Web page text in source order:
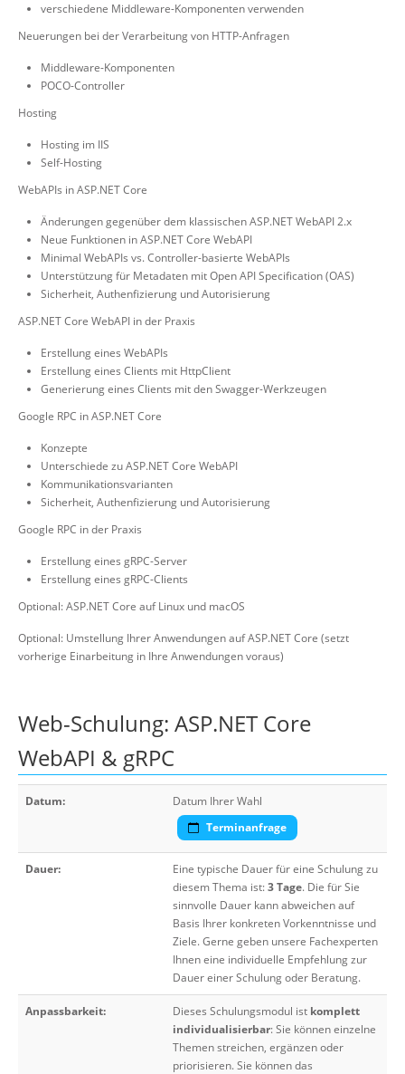
verschiedene Middleware-Komponenten verwenden
Neuerungen bei der Verarbeitung von HTTP-Anfragen
Middleware-Komponenten
POCO-Controller
Hosting
Hosting im IIS
Self-Hosting
WebAPIs in ASP.NET Core
Änderungen gegenüber dem klassischen ASP.NET WebAPI 2.x
Neue Funktionen in ASP.NET Core WebAPI
Minimal WebAPIs vs. Controller-basierte WebAPIs
Unterstützung für Metadaten mit Open API Specification (OAS)
Sicherheit, Authenfizierung und Autorisierung
ASP.NET Core WebAPI in der Praxis
Erstellung eines WebAPIs
Erstellung eines Clients mit HttpClient
Generierung eines Clients mit den Swagger-Werkzeugen
Google RPC in ASP.NET Core
Konzepte
Unterschiede zu ASP.NET Core WebAPI
Kommunikationsvarianten
Sicherheit, Authenfizierung und Autorisierung
Google RPC in der Praxis
Erstellung eines gRPC-Server
Erstellung eines gRPC-Clients
Optional: ASP.NET Core auf Linux und macOS
Optional: Umstellung Ihrer Anwendungen auf ASP.NET Core (setzt
vorherige Einarbeitung in Ihre Anwendungen voraus)
Web-Schulung: ASP.NET Core
WebAPI & gRPC
Datum:
Datum Ihrer Wahl
Terminanfrage
Dauer:
Eine typische Dauer für eine Schulung zu
diesem Thema ist:3 Tage. Die für Sie
sinnvolle Dauer kann abweichen auf
Basis Ihrer konkreten Vorkenntnisse und
Ziele. Gerne geben unsere Fachexperten
Ihnen eine individuelle Empfehlung zur
Dauer einer Schulung oder Beratung.
Anpassbarkeit: Dieses Schulungsmodul ist komplett
individualisierbar: Sie können einzelne
Themen streichen, ergänzen oder
priorisieren. Sie können das